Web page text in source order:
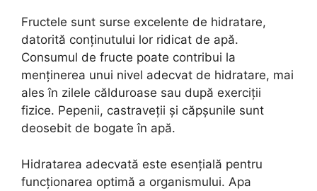
Fructele sunt surse excelente de hidratare,
datorită conținutului lor ridicat de apă.
Consumul de fructe poate contribui la
menținerea unui nivel adecvat de hidratare, mai
ales în zilele călduroase sau după exerciții
fizice. Pepenii, castraveții și căpșunile sunt
deosebit de bogate în apă.
Hidratarea adecvată este esențială pentru
funcționarea optimă a organismului. Apa